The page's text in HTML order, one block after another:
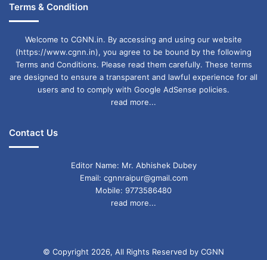
Terms & Condition
Welcome to CGNN.in. By accessing and using our website
(https://www.cgnn.in), you agree to be bound by the following
Terms and Conditions. Please read them carefully. These terms
are designed to ensure a transparent and lawful experience for all
users and to comply with Google AdSense policies.
read more...
Contact Us
Editor Name: Mr. Abhishek Dubey
Email: cgnnraipur@gmail.com
Mobile: 9773586480
read more...
© Copyright 2026, All Rights Reserved by CGNN